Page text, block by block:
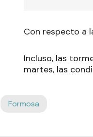
Con respecto a
Incluso, las
martes, las
Formosa